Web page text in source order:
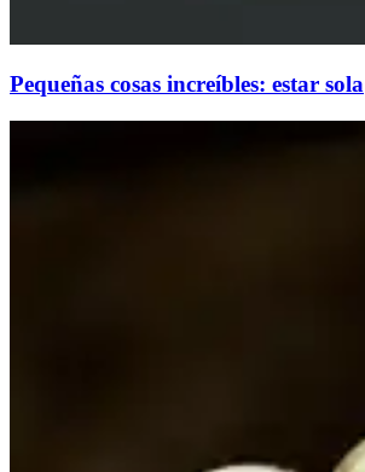
Pequeñas cosas increíbles: estar sola